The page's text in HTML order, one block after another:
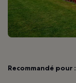
Recommandé pour :